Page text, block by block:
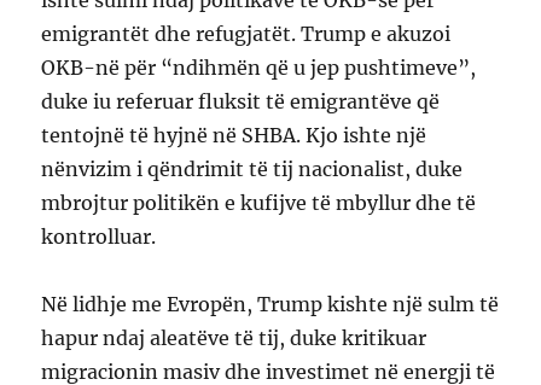
emigrantët dhe refugjatët. Trump e akuzoi
OKB-në për “ndihmën që u jep pushtimeve”,
duke iu referuar fluksit të emigrantëve që
tentojnë të hyjnë në SHBA. Kjo ishte një
nënvizim i qëndrimit të tij nacionalist, duke
mbrojtur politikën e kufijve të mbyllur dhe të
kontrolluar.
Në lidhje me Evropën, Trump kishte një sulm të
hapur ndaj aleatëve të tij, duke kritikuar
migracionin masiv dhe investimet në energji të